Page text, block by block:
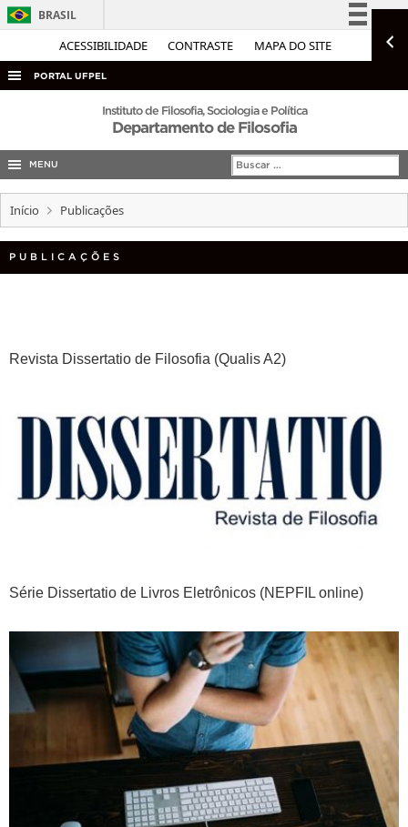
ACESSIBILIDADE CONTRASTE MAPA DO SITE
BRASIL
Simplifique!
Acesso à informação
Legislação
Canais
PORTAL UFPEL
ACESSO À INFORMAÇÃO
COBALTO
EDITAIS
INTERNACIONAL
TELEFONES
Instituto de Filosofia, Sociologia e Política
Departamento de Filosofia
MENU
Início Publicações
PUBLICAÇÕES
Revista Dissertatio de Filosofia (Qualis A2)
Série Dissertatio de Livros Eletrônicos (NEPFIL online)